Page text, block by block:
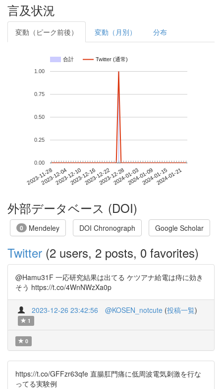
言及状況
変動（ピーク前後） 変動（月別） 分布
合計 Twitter (通常)
2023-11-282023-12-042023-12-102023-12-162023-12-222023-12-282024-01-032024-01-092024-01-152024-01-21
0.00
0.25
0.50
0.75
1.00
外部データベース (DOI)
0 Mendeley DOI Chronograph Google Scholar
Twitter (2 users, 2 posts, 0 favorites)
@Hamu31F 一応研究結果は出てる ケツアナ給電は痔に効き
そう https://t.co/4WnNWzXa0p
2023-12-26 23:42:56 @KOSEN_notcute (投稿一覧)
1
0
https://t.co/GFFzr63qfe 直腸肛門痛に低周波電気刺激を行な
ってる実験例